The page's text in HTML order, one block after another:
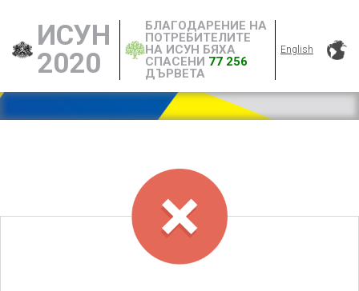
ИСУН
2020
БЛАГОДАРЕНИЕ НА
ПОТРЕБИТЕЛИТЕ
НА ИСУН БЯХА
СПАСЕНИ 77 256
ДЪРВЕТА
English